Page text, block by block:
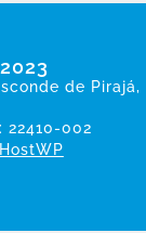
de Pirajá,
22410-002
HostWP